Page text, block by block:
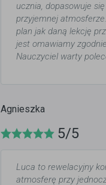
ucznia, dopasowuje
przyjemnej
plan jak daną lekcję
jest omawiamy
Nauczyciel warty
Agnieszka
5/5
Luca to rewelacyjny
atmosferę przy